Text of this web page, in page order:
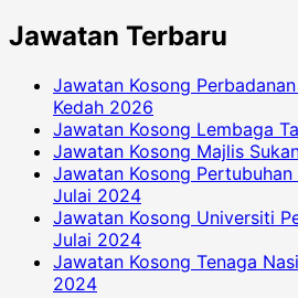
Jawatan Terbaru
Jawatan Kosong
Kedah 2026
Jawatan Kosong Lembaga
Jawatan Kosong Majlis
Jawatan Kosong Pertubuhan
Julai 2024
Jawatan Kosong Universiti
Julai 2024
Jawatan Kosong Tenaga
2024